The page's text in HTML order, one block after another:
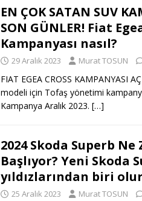
EN ÇOK SATAN SUV
SON GÜNLER! Fiat
Kampanyası nasıl?
29 Aralık 2023 Murat TOSUN
FIAT EGEA CROSS KAMPANYASI
modeli için Tofaş yönetimi
Kampanya Aralık 2023. […]
2024 Skoda Superb
Başlıyor? Yeni Skoda
yıldızlarından biri
25 Aralık 2023 Murat TOSUN